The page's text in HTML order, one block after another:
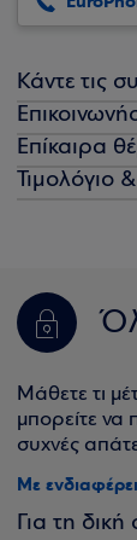
Κάντε τις
Επίκαιρα
Τιμολόγιο
Μάθετε τι
μπορείτε να
συχνές
Με
Για τη